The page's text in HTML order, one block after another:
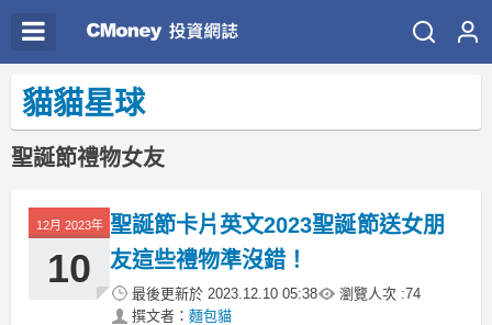
貓貓星球
聖誕節禮物女友
12月 2023年
10
聖誕節卡片英文2023聖誕節送女朋
友這些禮物準沒錯！
最後更新於 2023.12.10 05:38 瀏覽人次 :74
撰文者： 麵包貓